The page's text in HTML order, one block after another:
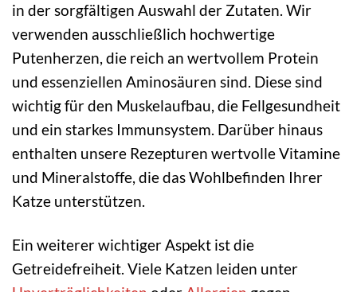
in der sorgfältigen Auswahl der Zutaten. Wir
verwenden ausschließlich hochwertige
Putenherzen, die reich an wertvollem Protein
und essenziellen Aminosäuren sind. Diese sind
wichtig für den Muskelaufbau, die Fellgesundheit
und ein starkes Immunsystem. Darüber hinaus
enthalten unsere Rezepturen wertvolle Vitamine
und Mineralstoffe, die das Wohlbefinden Ihrer
Katze unterstützen.
Ein weiterer wichtiger Aspekt ist die
Getreidefreiheit. Viele Katzen leiden unter